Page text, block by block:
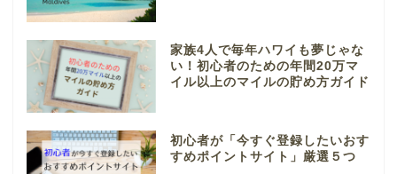
家族4人で毎年ハワイも夢じゃな
い！初心者のための年間20万マ
イル以上のマイルの貯め方ガイド
初心者が「今すぐ登録したいおす
すめポイントサイト」厳選５つ